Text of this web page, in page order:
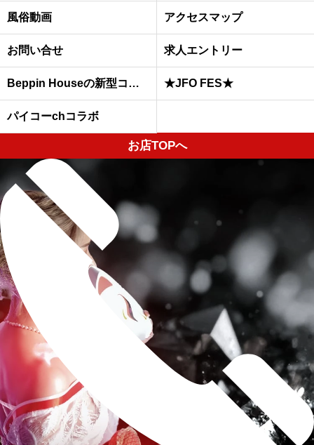
風俗動画 アクセスマップ
お問い合せ 求人エントリー
Beppin Houseの新型コロナウイルスへの予防対策について ★JFO FES★
パイコーchコラボ
お店TOPへ